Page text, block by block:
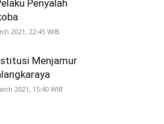
Penyalah
2021, 22:45 WIB
Menjamur
2021, 15:40 WIB